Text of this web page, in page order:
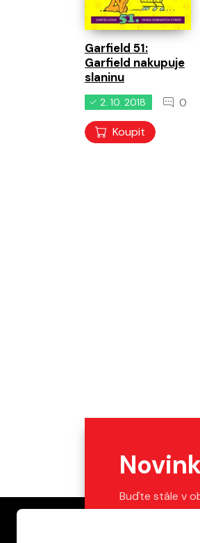
Garfield 51:
Garfield nakupuje
slaninu
2. 10. 2018
0
Koupit
Buďte stále v
Stačí vyplnit